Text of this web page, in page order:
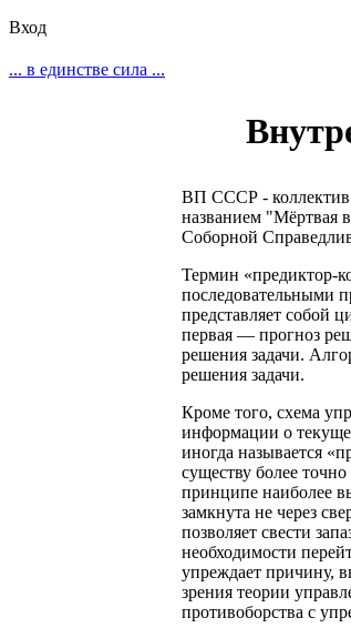
Вход
... в единстве сила ...
ВП СССР - коллектив
названием "Мёртвая
Соборной
Термин «предиктор-
последовательными
представляет собой
первая — прогноз
решения задачи.
решения задачи.
Кроме того, схема
информации о
иногда называется
существу более
принципе наиболее
замкнута не через
позволяет свести
необходимости
упреждает причину,
зрения теории
противоборства с